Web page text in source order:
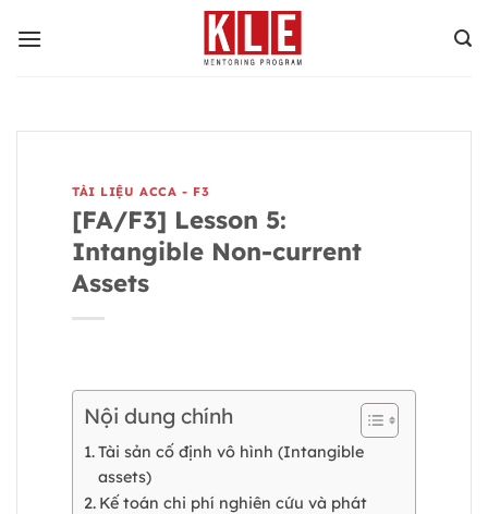
qua
TÀI LIỆU ACCA - F3
[FA/F3] Lesson 5:
Intangible Non-current
Assets
Nội dung chính
Tài sản cố định vô hình (Intangible
assets)
Kế toán chi phí nghiên cứu và phát